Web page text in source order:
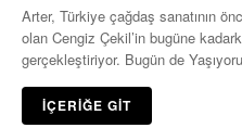
Arter, Türkiye çağdaş sanatının
olan Cengiz Çekil’in bugüne
gerçekleştiriyor. Bugün de
İÇERİĞE GİT